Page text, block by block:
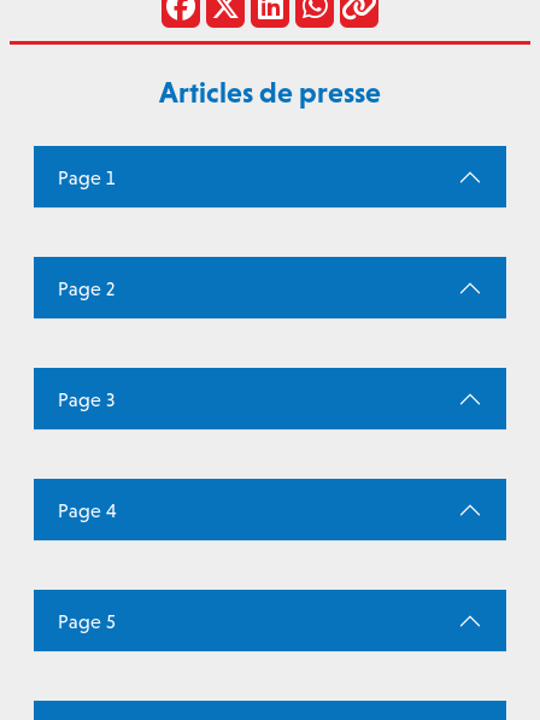
Articles de presse
Page 1
Page 2
Page 3
Page 4
Page 5